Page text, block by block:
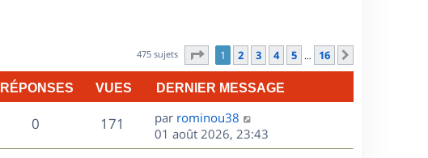
475 sujets Page sur16
1 2 3 4 5 … 16
RÉPONSES VUES DERNIER MESSAGE
0R
é
171
u
D
e
r
par rominou38
01 août 2026, 23:43